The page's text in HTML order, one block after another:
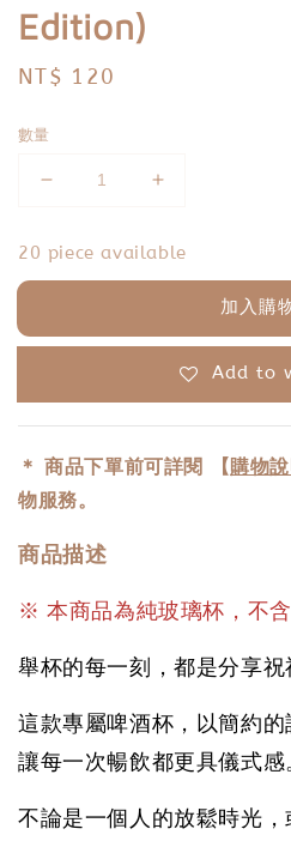
Edition)
Regular
NT$ 120
數量
20 piece available
加入購
Add to
＊商品下單前可詳閱 【 購物
物服務。
商品描述
※ 本商品為純玻璃杯，不
舉杯的每一刻，都是分享祝
這款專屬啤酒杯，以簡約的
讓每一次暢飲都更具儀式感
不論是一個人的放鬆時光，